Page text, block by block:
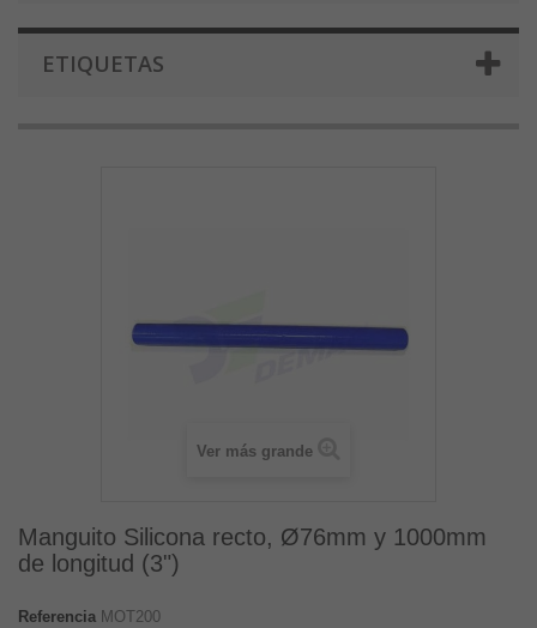
ETIQUETAS
Ver más grande
Manguito Silicona recto, Ø76mm y 1000mm
de longitud (3")
Referencia MOT200